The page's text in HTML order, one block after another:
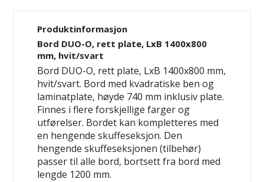
Produktinformasjon
Bord DUO-O, rett plate, LxB 1400x800
mm, hvit/svart
Bord DUO-O, rett plate, LxB 1400x800 mm,
hvit/svart. Bord med kvadratiske ben og
laminatplate, høyde 740 mm inklusiv plate.
Finnes i flere forskjellige farger og
utførelser. Bordet kan kompletteres med
en hengende skuffeseksjon. Den
hengende skuffeseksjonen (tilbehør)
passer til alle bord, bortsett fra bord med
lengde 1200 mm.